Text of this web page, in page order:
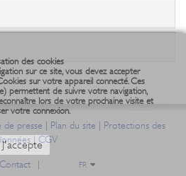
de presse | Plan du site | Protections des
|CGV
Contact | FR
des cookies
sur ce site, vous devez accepter
sur votre appareil connecté. Ces
permettent de suivre votre navigation,
lors de votre prochaine visite et
votre connexion.
J'accepte